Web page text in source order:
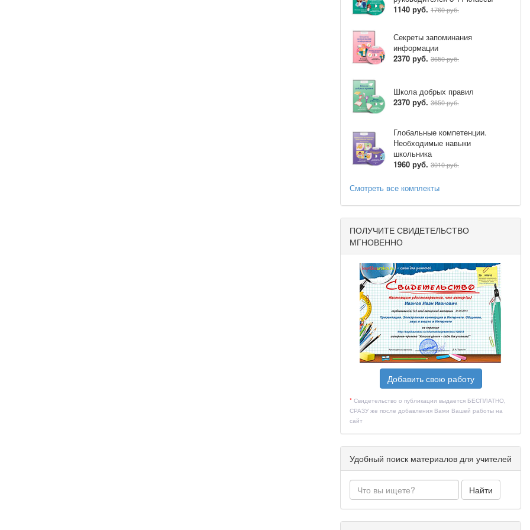
1140 руб. 1760 руб.
Секреты запоминания
информации
2370 руб. 3650 руб.
Школа добрых правил
2370 руб. 3650 руб.
Глобальные компетенции.
Необходимые навыки
школьника
1960 руб. 3010 руб.
Смотреть все комплекты
ПОЛУЧИТЕ СВИДЕТЕЛЬСТВО
МГНОВЕННО
Добавить свою работу
* Свидетельство о публикации выдается БЕСПЛАТНО,
СРАЗУ же после добавления Вами Вашей работы на
сайт
Удобный поиск материалов для учителей
Найти